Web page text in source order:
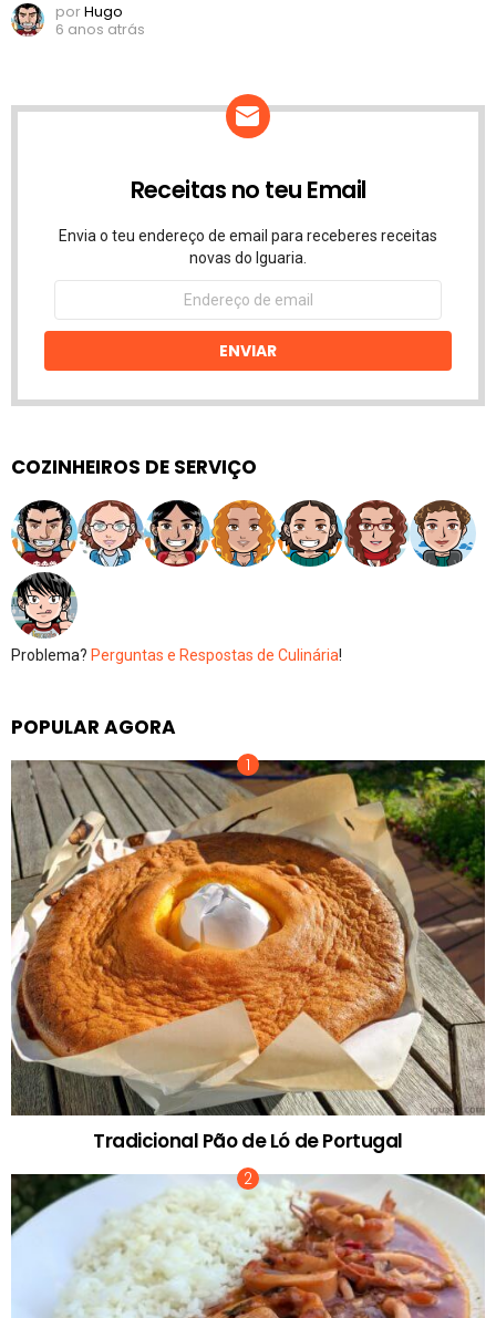
porHugo
6 anos atrás
Receitas no teu Email
Envia o teu endereço de email para receberes receitas
novas do Iguaria.
Endereço
email
ENVIAR
COZINHEIROS DE SERVIÇO
Problema? Perguntas e Respostas de Culinária!
POPULAR AGORA
Tradicional Pão de Ló de Portugal